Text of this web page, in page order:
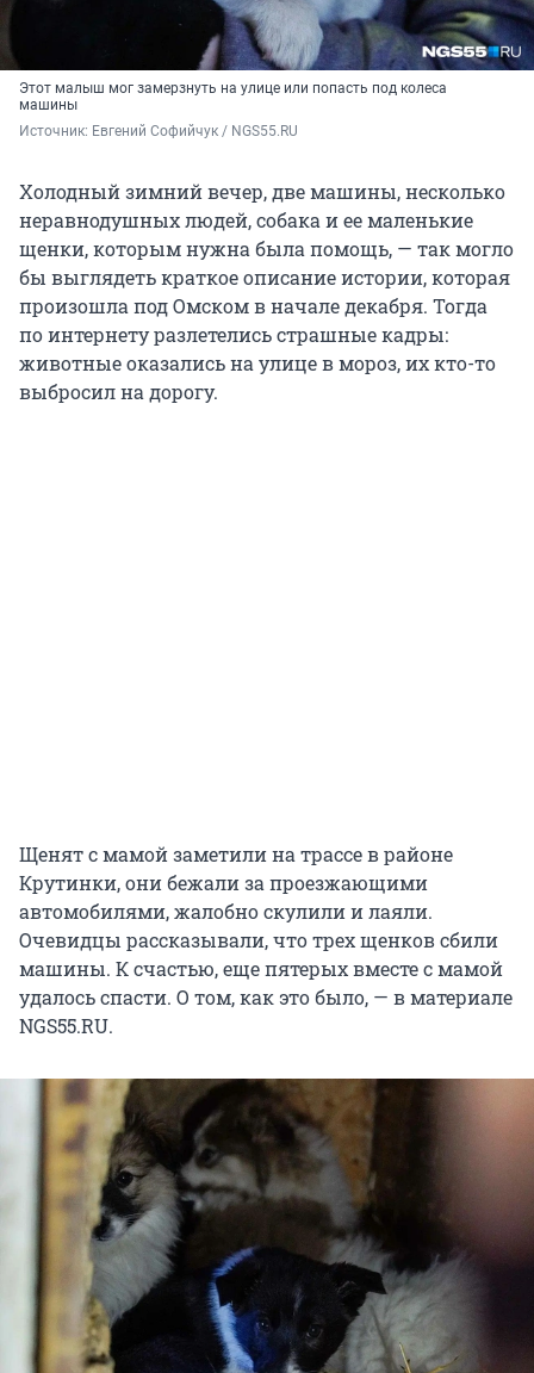
Этот малыш мог замерзнуть на улице или попасть под колеса
машины
Источник: Евгений Софийчук / NGS55.RU
Холодный зимний вечер, две машины, несколько
неравнодушных людей, собака и ее маленькие
щенки, которым нужна была помощь, — так могло
бы выглядеть краткое описание истории, которая
произошла под Омском в начале декабря. Тогда
по интернету разлетелись страшные кадры:
животные оказались на улице в мороз, их кто-то
выбросил на дорогу.
Щенят с мамой заметили на трассе в районе
Крутинки, они бежали за проезжающими
автомобилями, жалобно скулили и лаяли.
Очевидцы рассказывали, что трех щенков сбили
машины. К счастью, еще пятерых вместе с мамой
удалось спасти. О том, как это было, — в материале
NGS55.RU.